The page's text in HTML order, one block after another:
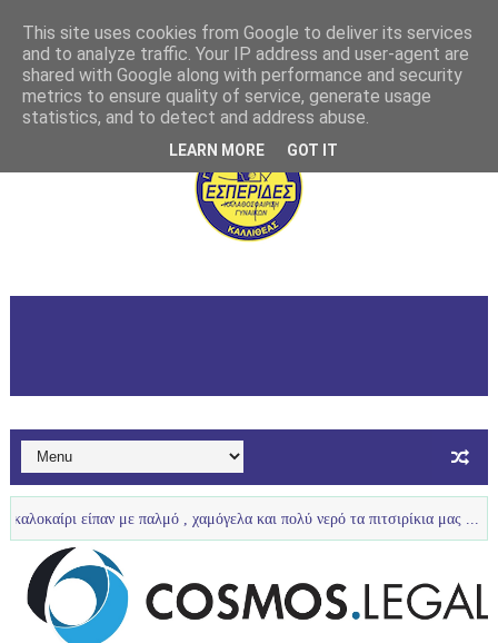
με παλμό , χαμόγελα και πολύ νερό τα πιτσιρίκια μας ... U12 :Πολύ
This site uses cookies from Google to deliver its services
and to analyze traffic. Your IP address and user-agent are
shared with Google along with performance and security
metrics to ensure quality of service, generate usage
statistics, and to detect and address abuse.
LEARN MORE GOT IT